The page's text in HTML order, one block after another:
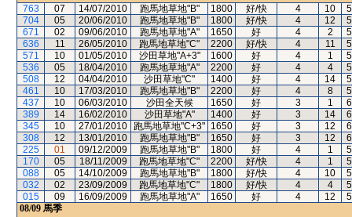
763
07 14/07/2010 跑馬地草地"B" 1800 好/快 4 10
704
05 20/06/2010 跑馬地草地"B" 1800 好/快 4 12
671
02 09/06/2010 跑馬地草地"A" 1650 好 4 2
636
11 26/05/2010 跑馬地草地"C" 2200 好/快 4 11
571
10 01/05/2010 沙田草地"A+3" 1600 好 4 1
536
05 18/04/2010 跑馬地草地"A" 2200 好 4 4
508
12 04/04/2010 沙田草地"C" 1400 好 4 14
461
10 17/03/2010 跑馬地草地"B" 2200 好 4 8
437
10 06/03/2010 沙田全天候 1650 好 3 1
389
14 16/02/2010 沙田草地"A" 1400 好 3 14
345
10 27/01/2010 跑馬地草地"C+3" 1650 好 3 12
308
12 13/01/2010 跑馬地草地"B" 1650 好 3 12
225
01 09/12/2009 跑馬地草地"B" 1800 好 4 1
170
05 18/11/2009 跑馬地草地"C" 2200 好/快 4 1
088
05 14/10/2009 跑馬地草地"B" 1800 好/快 4 10
032
02 23/09/2009 跑馬地草地"C" 1800 好/快 4 4
015
09 16/09/2009 跑馬地草地"A" 1650 好 4 12
08/09 馬季